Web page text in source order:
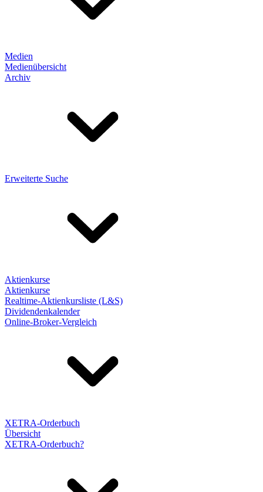
Medien
Medienübersicht
Archiv
Erweiterte Suche
Aktienkurse
Aktienkurse
Realtime-Aktienkursliste (L&S)
Dividendenkalender
Online-Broker-Vergleich
XETRA-Orderbuch
Übersicht
XETRA-Orderbuch?